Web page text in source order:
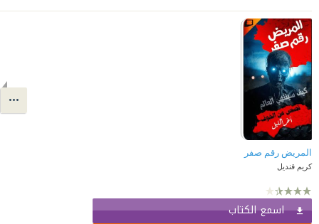
المريض رقم صفر
كريم قنديل
اسمع الكتاب